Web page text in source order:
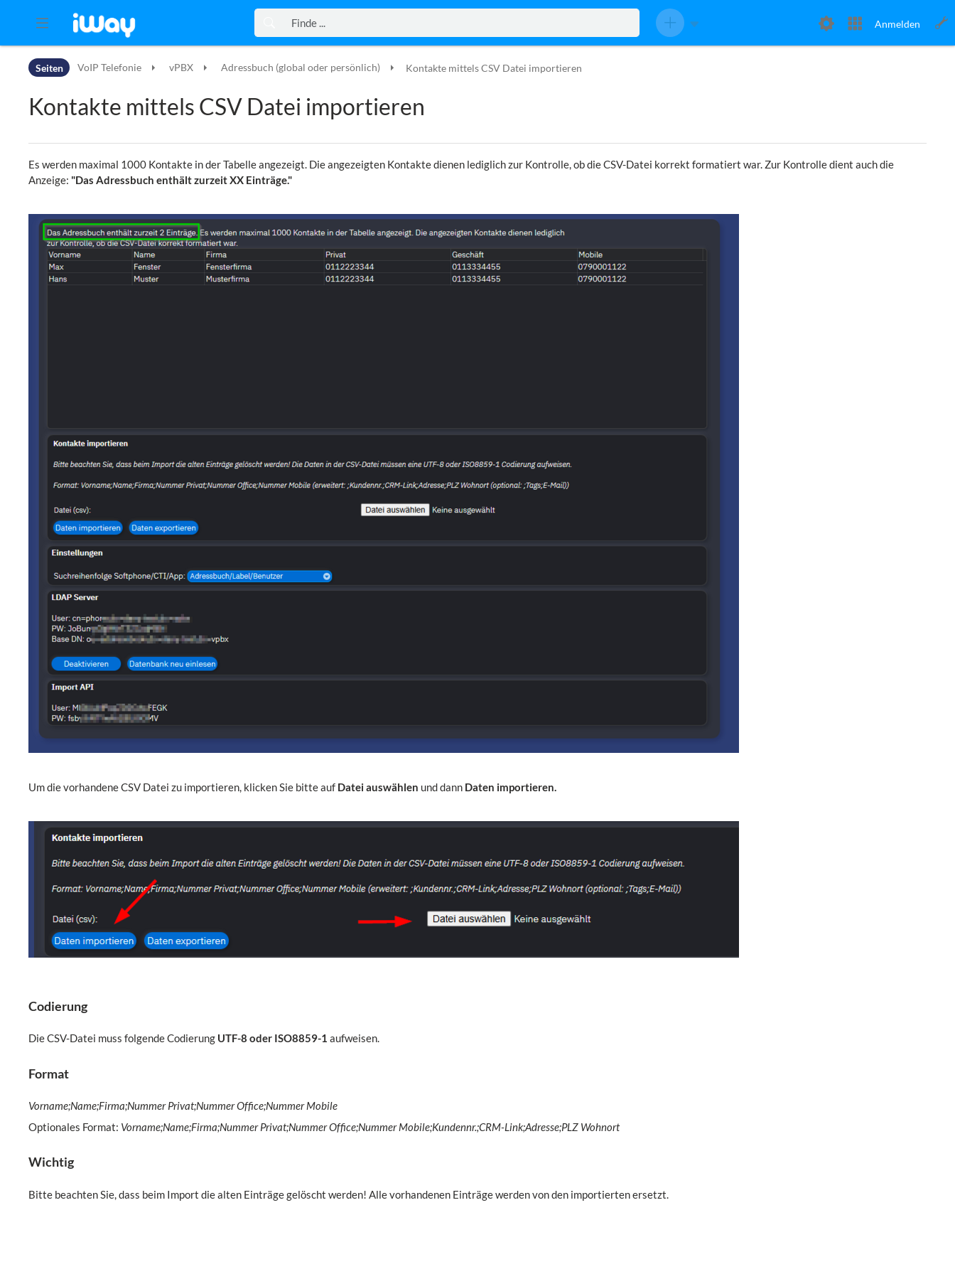
Zur Hauptnavigation
Zum Arbeitsbereich
Anmelden
Seiten VoIP Telefonie vPBX Adressbuch (global oder persönlich) Kontakte mittels CSV Datei importieren
Kontakte mittels CSV Datei importieren
Es werden maximal 1000 Kontakte in der Tabelle angezeigt. Die angezeigten Kontakte dienen lediglich zur Kontrolle, ob die CSV-Datei korrekt formatiert war. Zur Kontrolle dient auch die
Anzeige: "Das Adressbuch enthält zurzeit XX Einträge."
Um die vorhandene CSV Datei zu importieren, klicken Sie bitte auf Datei auswählen und dann Daten importieren.
Codierung
Die CSV-Datei muss folgende Codierung UTF-8 oder ISO8859-1 aufweisen.
Format
Vorname;Name;Firma;Nummer Privat;Nummer Office;Nummer Mobile
Optionales Format: Vorname;Name;Firma;Nummer Privat;Nummer Office;Nummer Mobile;Kundennr.;CRM-Link;Adresse;PLZ Wohnort
Wichtig
Bitte beachten Sie, dass beim Import die alten Einträge gelöscht werden! Alle vorhandenen Einträge werden von den importierten ersetzt.